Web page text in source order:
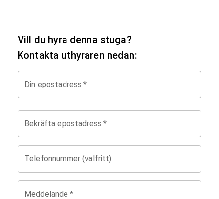
Vill du hyra denna stuga?
Kontakta uthyraren nedan:
Din epostadress *
Bekräfta epostadress *
Telefonnummer (valfritt)
Meddelande *